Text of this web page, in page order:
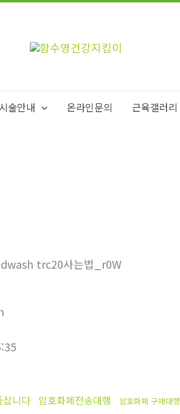
시술안내 온라인문의 근육갤러리
trc20사는법_r0W
삽니다 암호화폐전송대행 암호화폐 구매대행